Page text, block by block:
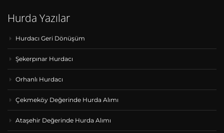
Hurda Yazılar
Hurdacı Geri Dönüşüm
Şekerpınar Hurdacı
Orhanlı Hurdacı
Çekmeköy Değerinde Hurda Alımı
Ataşehir Değerinde Hurda Alımı